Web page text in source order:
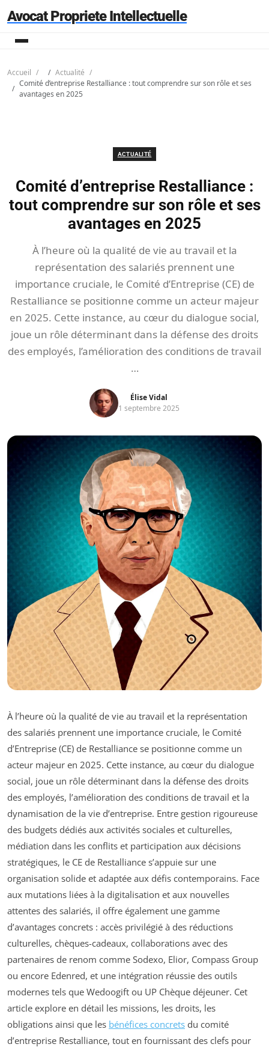
Avocat Propriete Intellectuelle
Accueil
Actualité
Comité d’entreprise Restalliance : tout comprendre sur son rôle et ses
avantages en 2025
ACTUALITÉ
Comité d’entreprise Restalliance :
tout comprendre sur son rôle et ses
avantages en 2025
À l’heure où la qualité de vie au travail et la
représentation des salariés prennent une
importance cruciale, le Comité d’Entreprise (CE) de
Restalliance se positionne comme un acteur majeur
en 2025. Cette instance, au cœur du dialogue social,
joue un rôle déterminant dans la défense des droits
des employés, l’amélioration des conditions de travail
…
Élise Vidal
1 septembre 2025
À l’heure où la qualité de vie au travail et la représentation
des salariés prennent une importance cruciale, le Comité
d’Entreprise (CE) de Restalliance se positionne comme un
acteur majeur en 2025. Cette instance, au cœur du dialogue
social, joue un rôle déterminant dans la défense des droits
des employés, l’amélioration des conditions de travail et la
dynamisation de la vie d’entreprise. Entre gestion rigoureuse
des budgets dédiés aux activités sociales et culturelles,
médiation dans les conflits et participation aux décisions
stratégiques, le CE de Restalliance s’appuie sur une
organisation solide et adaptée aux défis contemporains. Face
aux mutations liées à la digitalisation et aux nouvelles
attentes des salariés, il offre également une gamme
d’avantages concrets : accès privilégié à des réductions
culturelles, chèques-cadeaux, collaborations avec des
partenaires de renom comme Sodexo, Elior, Compass Group
ou encore Edenred, et une intégration réussie des outils
modernes tels que Wedoogift ou UP Chèque déjeuner. Cet
article explore en détail les missions, les droits, les
obligations ainsi que les bénéfices concrets du comité
d’entreprise Restalliance, tout en fournissant des clefs pour